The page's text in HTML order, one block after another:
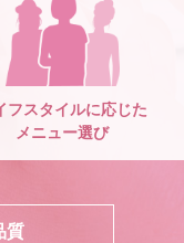
フスタイルに応じた
メニュー選び
質